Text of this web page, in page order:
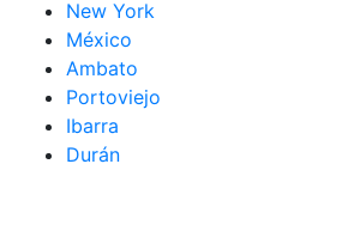
New York
México
Ambato
Portoviejo
Ibarra
Durán